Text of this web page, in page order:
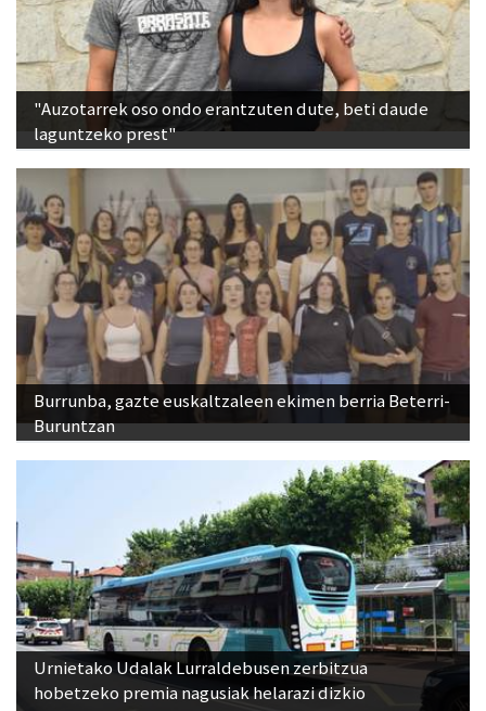
"Auzotarrek oso ondo erantzuten dute, beti daude
laguntzeko prest"
Burrunba, gazte euskaltzaleen ekimen berria Beterri-
Buruntzan
Urnietako Udalak Lurraldebusen zerbitzua
hobetzeko premia nagusiak helarazi dizkio